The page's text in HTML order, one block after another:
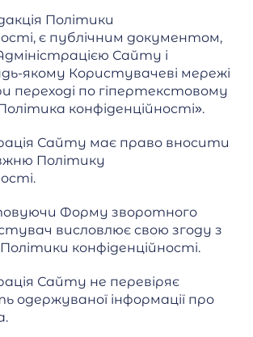
Політики
є публічним документом,
Сайту і
якому Користувачеві мережі
переході по гіпертекстовому
конфіденційності».
Сайту має право вносити
Політику
Форму зворотного
висловлює свою згоду з
конфіденційності.
Сайту не перевіряє
одержуваної інформації про